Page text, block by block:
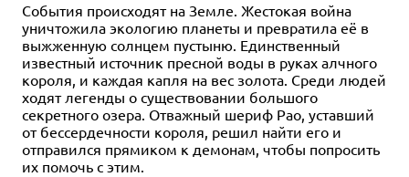
События происходят на Земле. Жестокая война
уничтожила экологию планеты и превратила её в
выжженную солнцем пустыню. Единственный
известный источник пресной воды в руках алчного
короля, и каждая капля на вес золота. Среди людей
ходят легенды о существовании большого
секретного озера. Отважный шериф Рао, уставший
от бессердечности короля, решил найти его и
отправился прямиком к демонам, чтобы попросить
их помочь с этим.